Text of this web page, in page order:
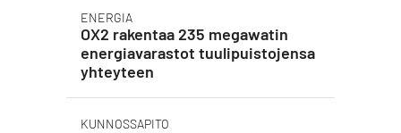
ENERGIA
OX2 rakentaa 235 megawatin
energiavarastot tuulipuistojensa
yhteyteen
KUNNOSSAPITO